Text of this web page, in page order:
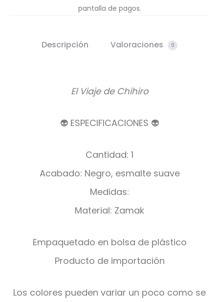
pantalla de pagos.
Descripción Valoraciones 0
El Viaje de Chihiro
👽 ESPECIFICACIONES 👽
Cantidad: 1
Acabado: Negro, esmalte suave
Medidas:
Material: Zamak
Empaquetado en bolsa de plástico
Producto de importación
Los colores pueden variar un poco como se